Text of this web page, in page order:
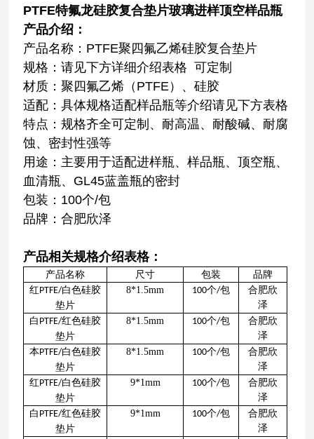
PTFE特氟龙硅胶复合垫片玻璃进样顶空样品瓶
产品介绍：
产品名称：PTFE聚四氟乙烯硅胶复合垫片
规格：请见下方详细介绍表格 可定制
材质：聚四氟乙烯（PTFE）、硅胶
适配：具体规格适配样品瓶等介绍请见下方表格
特点：规格齐全可定制、耐高温、耐酸碱、耐腐
蚀、密封性强等
用途：主要用于适配进样瓶、样品瓶、顶空瓶、
血清瓶、GL45蓝盖瓶的密封
包装：100个/包
品牌：合肥欣泽
产品相关规格介绍表格：
产品名称 尺寸 包装
品牌
红PTFE/白色硅胶
垫片
8*1.5mm 100个/包
合肥欣
泽
白 PTFE/红色硅胶
垫片
8*1.5mm 100个/包
合肥欣
泽
本PTFE/白色硅胶
垫片
8*1.5mm 100个/包
合肥欣
泽
红PTFE/白色硅胶
垫片
9*1mm 100个/包
合肥欣
泽
白 PTFE/红色硅胶
垫片
9*1mm 100个/包
合肥欣
泽